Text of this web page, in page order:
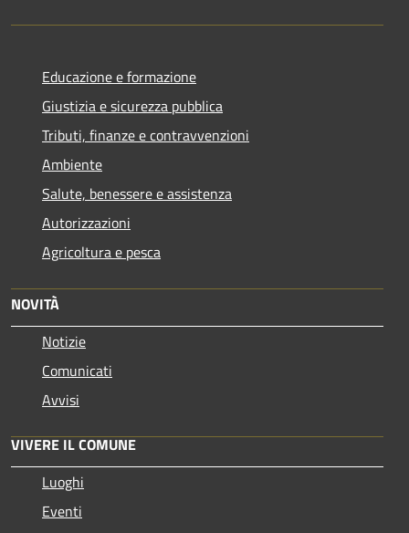
Educazione e formazione
Giustizia e sicurezza pubblica
Tributi, finanze e contravvenzioni
Ambiente
Salute, benessere e assistenza
Autorizzazioni
Agricoltura e pesca
NOVITÀ
Notizie
Comunicati
Avvisi
VIVERE IL COMUNE
Luoghi
Eventi